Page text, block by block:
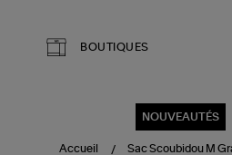
BOUTIQUES
NOUVEAUTÉS
Accueil Sac Scoubidou M